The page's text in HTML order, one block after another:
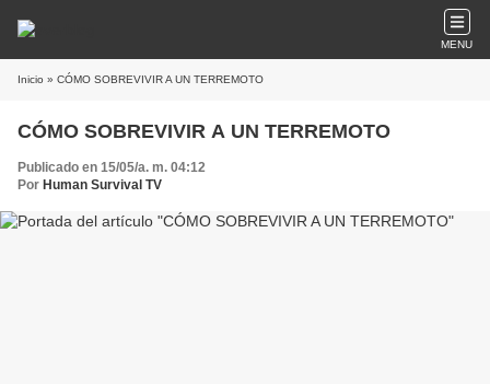
MENU
Inicio » CÓMO SOBREVIVIR A UN TERREMOTO
CÓMO SOBREVIVIR A UN TERREMOTO
Publicado en 15/05/a. m. 04:12
Por Human Survival TV